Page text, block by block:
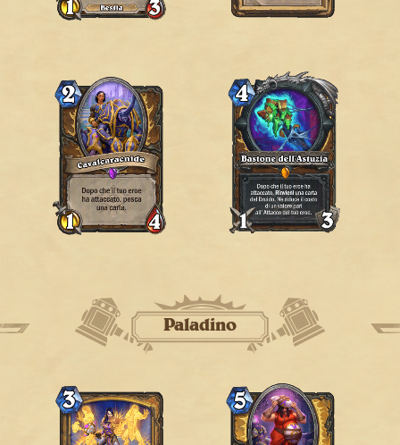
Paladino